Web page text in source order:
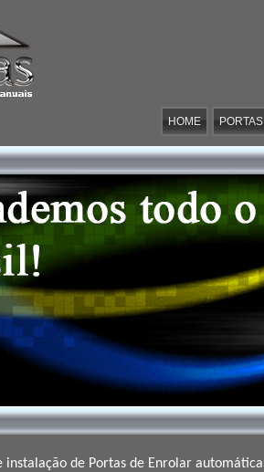
HOME
instalação de Portas de Enrolar